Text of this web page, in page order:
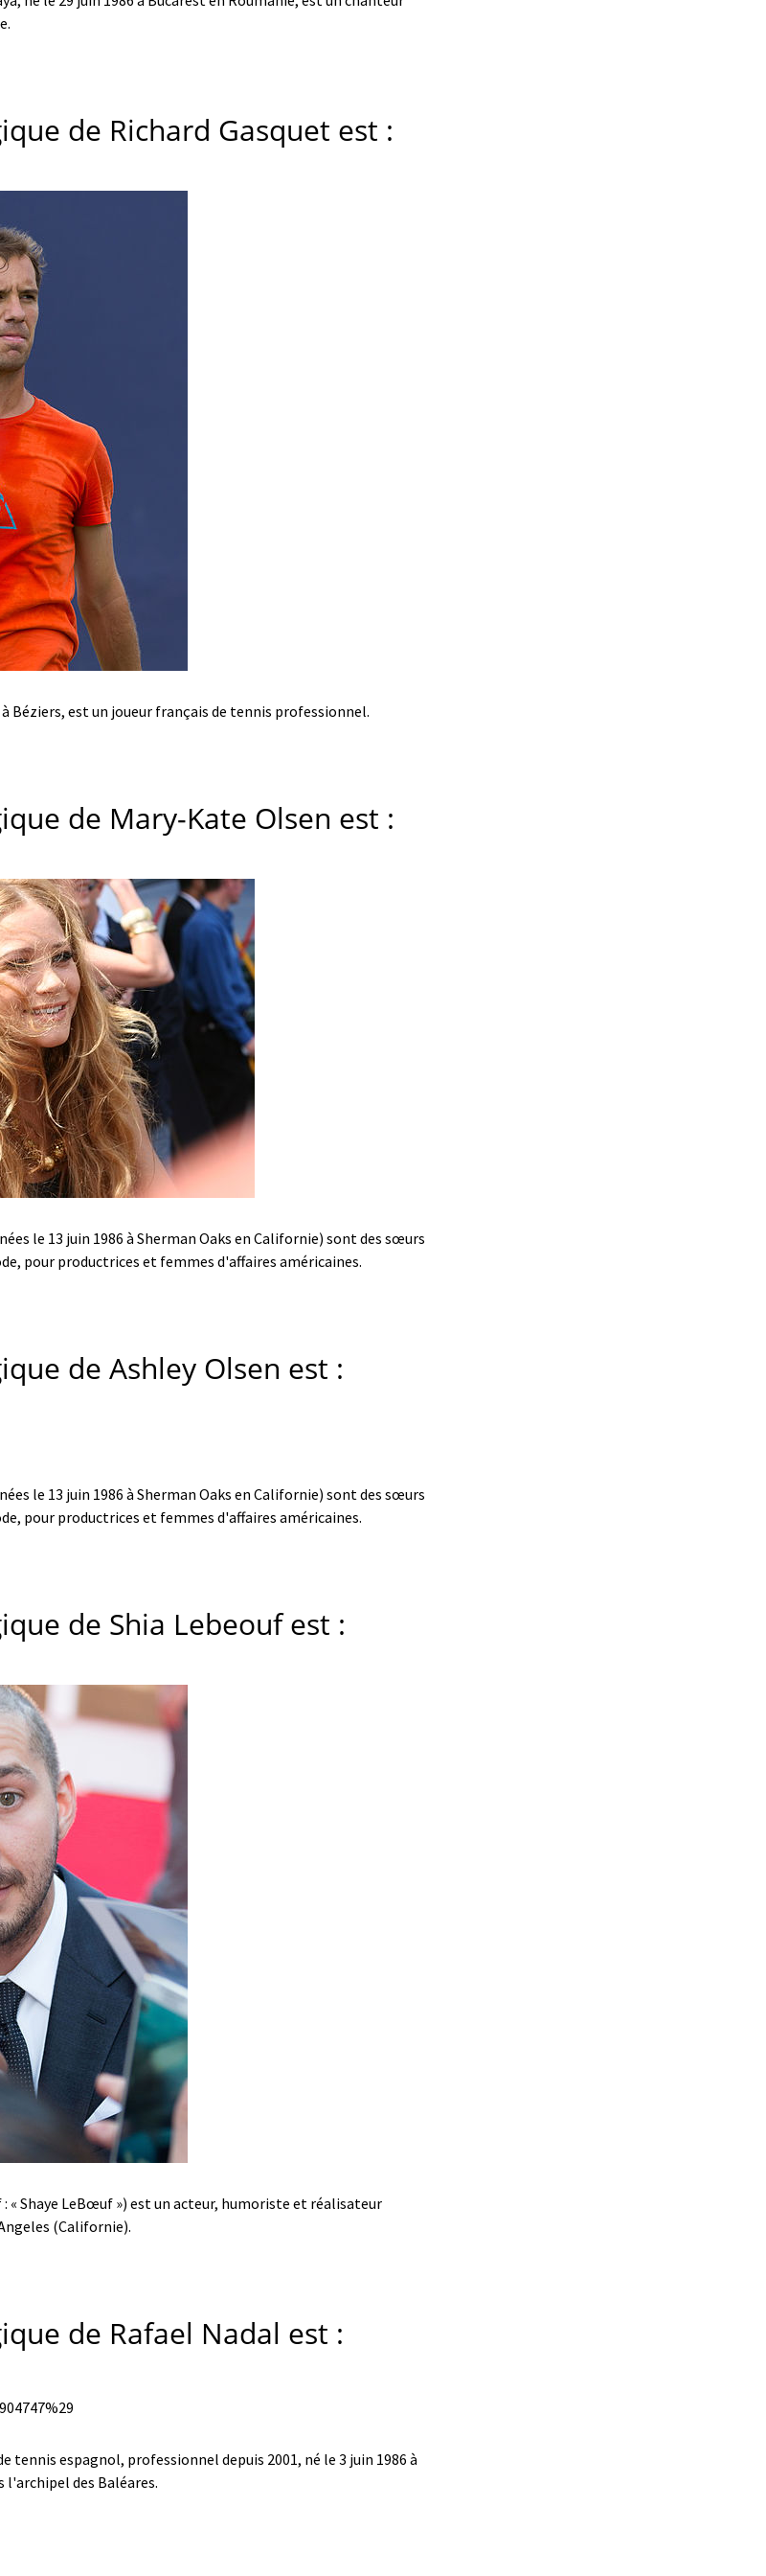
de Richard Gasquet est :
à Béziers, est un joueur français de tennis professionnel.
de Mary-Kate Olsen est :
le 13 juin 1986 à Sherman Oaks en Californie) sont des sœurs
pour productrices et femmes d'affaires américaines.
de Ashley Olsen est :
le 13 juin 1986 à Sherman Oaks en Californie) sont des sœurs
pour productrices et femmes d'affaires américaines.
de Shia Lebeouf est :
: « Shaye LeBœuf ») est un acteur, humoriste et réalisateur
(Californie).
de Rafael Nadal est :
tennis espagnol, professionnel depuis 2001, né le 3 juin 1986 à
l'archipel des Baléares.